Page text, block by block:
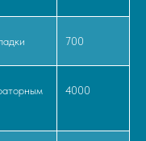
700
4000